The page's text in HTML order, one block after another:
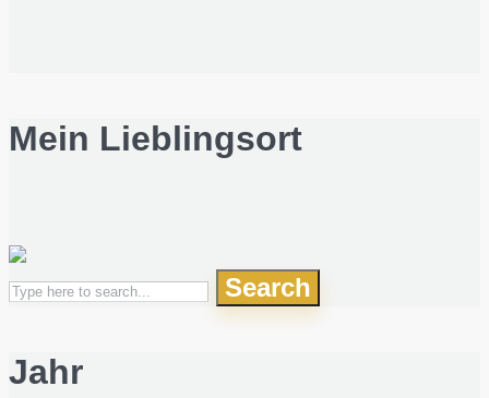
Mein Lieblingsort
Search
Jahr